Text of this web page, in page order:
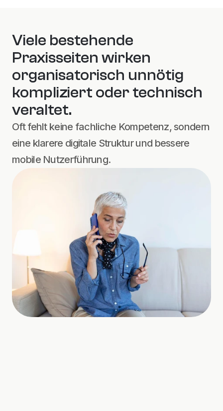
Viele bestehende
Praxisseiten wirken
organisatorisch unnötig
kompliziert oder technisch
veraltet.
Oft fehlt keine fachliche Kompetenz, sondern
eine klarere digitale Struktur und bessere
mobile Nutzerführung.